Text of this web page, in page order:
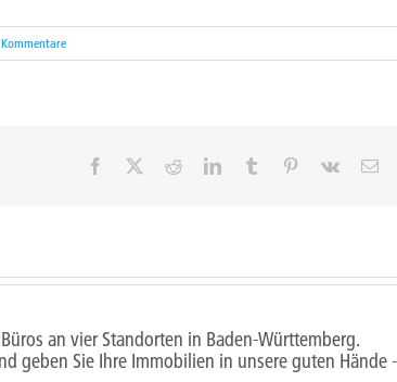
Facebook RedditLinkedIn Tumblr Pinterest
Vk
E-
an vier Standorten in Baden-Württemberg.
geben Sie Ihre Immobilien in unsere guten Hände -